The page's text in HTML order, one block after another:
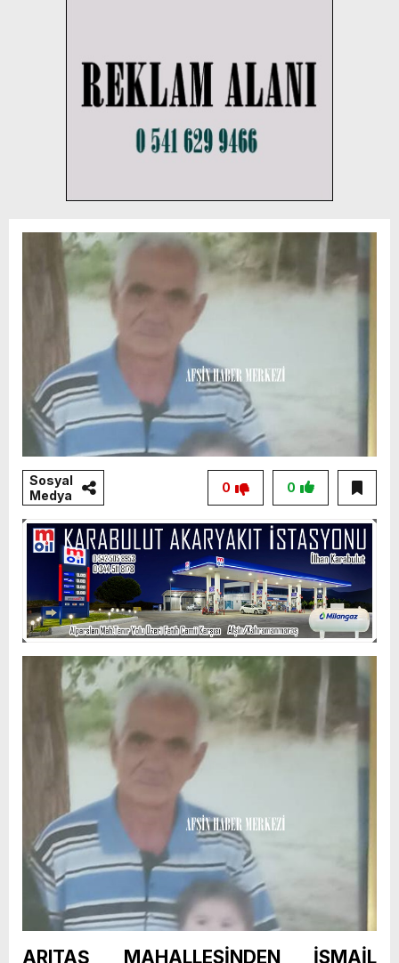
Sosyal
Medya
0
0
ARITAŞ MAHALLESİNDEN İSMAİL